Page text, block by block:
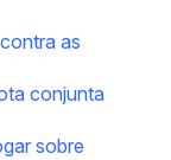
as
conjunta
sobre